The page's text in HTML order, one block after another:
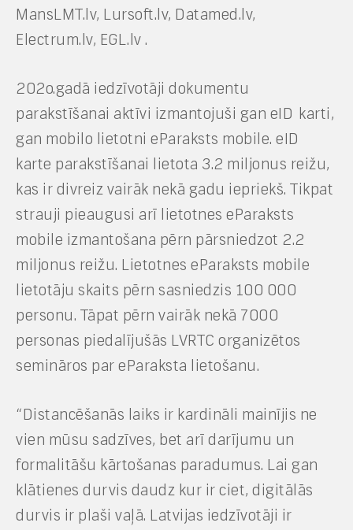
MansLMT.lv, Lursoft.lv, Datamed.lv,
Electrum.lv, EGL.lv .
202o.gadā iedzīvotāji dokumentu
parakstīšanai aktīvi izmantojuši gan eID karti,
gan mobilo lietotni eParaksts mobile. eID
karte parakstīšanai lietota 3.2 miljonus reižu,
kas ir divreiz vairāk nekā gadu iepriekš. Tikpat
strauji pieaugusi arī lietotnes eParaksts
mobile izmantošana pērn pārsniedzot 2.2
miljonus reižu. Lietotnes eParaksts mobile
lietotāju skaits pērn sasniedzis 100 000
personu. Tāpat pērn vairāk nekā 7000
personas piedalījušās LVRTC organizētos
semināros par eParaksta lietošanu.
“Distancēšanās laiks ir kardināli mainījis ne
vien mūsu sadzīves, bet arī darījumu un
formalitāšu kārtošanas paradumus. Lai gan
klātienes durvis daudz kur ir ciet, digitālās
durvis ir plaši vaļā. Latvijas iedzīvotāji ir